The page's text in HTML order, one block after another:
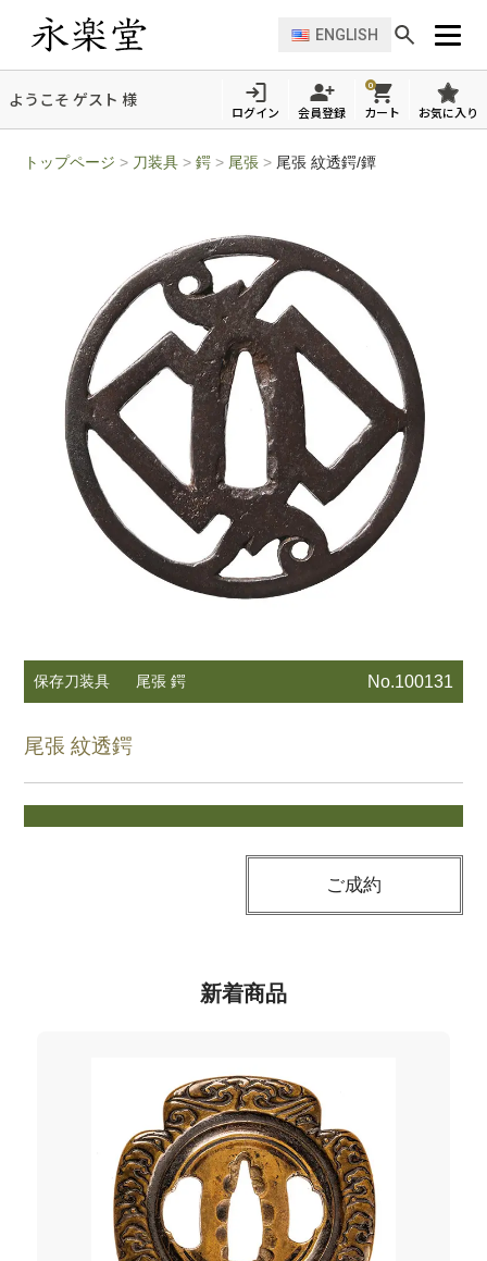
ENGLISH
ようこそ ゲスト 様
ログイン 会員登録
0
カート お気に入り
トップページ > 刀装具 >鍔 > 尾張 > 尾張 紋透鍔/鐔
保存刀装具 尾張 鍔 No.100131
尾張 紋透鍔
ご成約
新着商品